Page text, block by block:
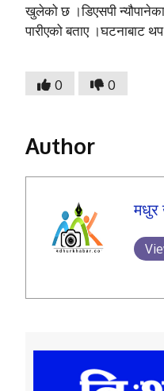
खुलेको छ ।डिएसपी
पारीएको बताए ।घटनाबाट
0 0
Author
मधुर